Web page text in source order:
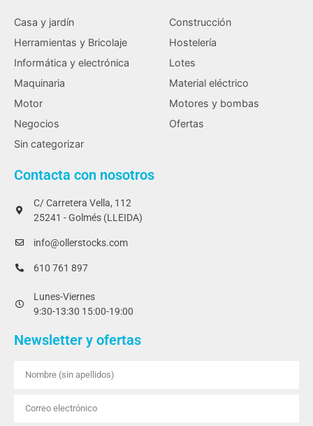
Casa y jardín
Construcción
Herramientas y Bricolaje
Hostelería
Informática y electrónica
Lotes
Maquinaria
Material eléctrico
Motor
Motores y bombas
Negocios
Ofertas
Sin categorizar
Contacta con nosotros
C/ Carretera Vella, 112
25241 - Golmés (LLEIDA)
info@ollerstocks.com
610 761 897
Lunes-Viernes
9:30-13:30 15:00-19:00
Newsletter y ofertas